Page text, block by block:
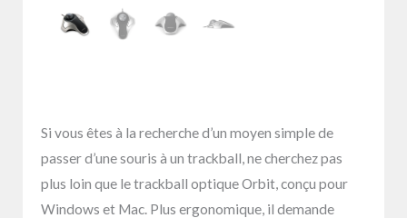
Si vous êtes à la recherche d’un moyen simple de
passer d’une souris à un trackball, ne cherchez pas
plus loin que le trackball optique Orbit, conçu pour
Windows et Mac. Plus ergonomique, il demande